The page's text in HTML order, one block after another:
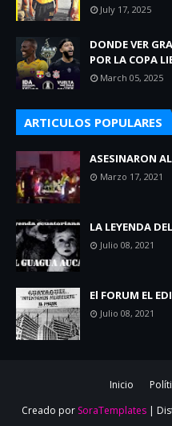
July 17, 2025
DONDE VER
POR LA COPA
March 05, 2025
ARTICULOS POPULARES
ASESINARON
Marzo 17, 2021
LA LEYENDA
Julio 08, 2021
El FORUM EL
Julio 08, 2021
Inicio
Creado por SoraTemplates |